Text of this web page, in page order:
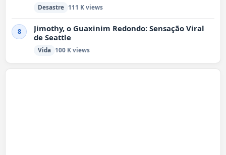
Desastre 111 K views
8
Jimothy, o Guaxinim Redondo: Sensação Viral
de Seattle
Vida 100 K views